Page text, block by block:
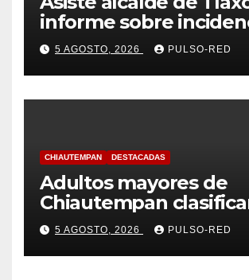
informe sobre
delictiva refrenda
coordinado
5 AGOSTO, 2026 PULSO-RED
CHIAUTEMPAN DESTACADAS
Adultos mayores de
Chiautempan
etapa federal de las
Olimpiadas de Oro
5 AGOSTO, 2026 PULSO-RED